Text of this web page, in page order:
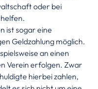
oder bei
ist sogar eine
Geldzahlung möglich.
an einen
Verein erfolgen. Zwar
hierbei zahlen,